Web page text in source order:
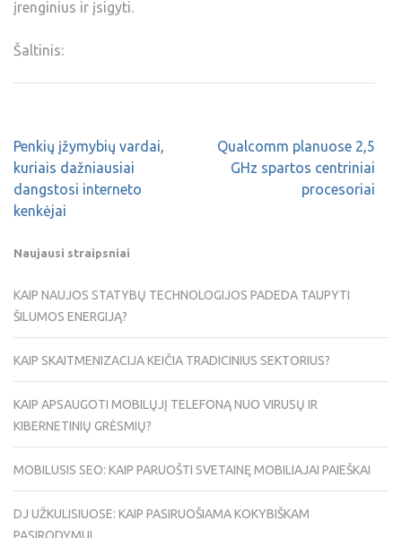
įrenginius ir įsigyti.
Šaltinis:
Penkių įžymybių vardai,
kuriais dažniausiai
dangstosi interneto
kenkėjai
Qualcomm planuose 2,5
GHz spartos centriniai
procesoriai
Naujausi straipsniai
KAIP NAUJOS STATYBŲ TECHNOLOGIJOS PADEDA TAUPYTI
ŠILUMOS ENERGIJĄ?
KAIP SKAITMENIZACIJA KEIČIA TRADICINIUS SEKTORIUS?
KAIP APSAUGOTI MOBILŲJĮ TELEFONĄ NUO VIRUSŲ IR
KIBERNETINIŲ GRĖSMIŲ?
MOBILUSIS SEO: KAIP PARUOŠTI SVETAINĘ MOBILIAJAI PAIEŠKAI
DJ UŽKULISIUOSE: KAIP PASIRUOŠIAMA KOKYBIŠKAM